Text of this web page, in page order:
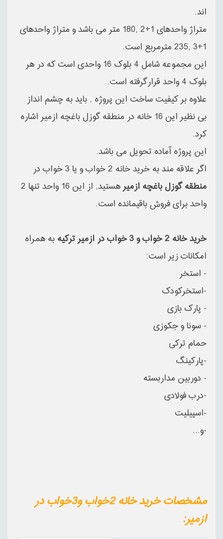
اند.
متراژ واحدهای 1+2 ,180 متر می باشد و متراژ واحدهای
1+3 ,235 مترمربع است.
این مجموعه شامل 4 بلوک 16 واحدی است که در هر
بلوک 4 واحد قرارگرفته است.
علاوه بر کیفیت ساخت این پروژه , باید به چشم انداز
بی نظیر این 16 خانه در منطقه گوزل باغچه ازمیر اشاره
کرد.
این پروژه آماده تحویل می باشد.
اگر علاقه مند به خرید خانه 2 خواب و یا 3 خواب در
منطقه گوزل باغچه ازمیر
هستید, از این 16 واحد تنها 2
واحد برای فروش باقیمانده است.
خرید خانه 2 خواب و 3 خواب در ازمیر ترکیه
به همراه
امکانات زیر است:
- استخر
-استخرکودک
- پارک بازی
- سونا و جکوزی
حمام ترکی
-پارکینگ
- دوربین مداربسته
-درب فولادی
-اسپیلیت
-و...
مشخصات خرید خانه 2خواب و3خواب در
ازمیر: